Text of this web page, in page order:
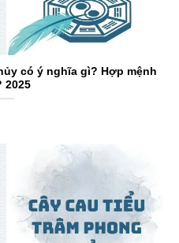
có ý nghĩa gì? Hợp mệnh
2025